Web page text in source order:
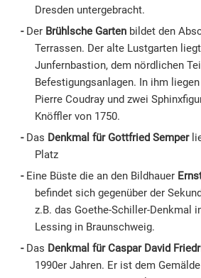
Dresden untergebracht.
Der Brühlsche Gartenbildet den
Terrassen. Der alte Lustgarten
Junfernbastion, dem nördlichen
Befestigungsanlagen. In ihm
Pierre Coudray und zwei
Knöffler von 1750.
Das Denkmal für Gottfried Semper
Platz
Eine Büste die an den Bildhauer
befindet sich gegenüber der
z.B. das Goethe-Schiller-Denkmal
Lessing in Braunschweig.
Das Denkmal für Caspar David
1990er Jahren. Er ist dem